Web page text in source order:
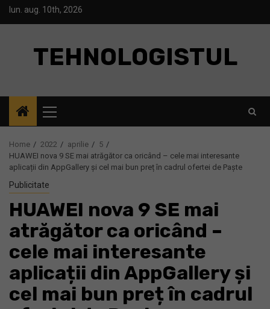
Skiplun. aug. 10th, 2026
TEHNOLOGISTUL
Menu
Home 2022 aprilie
5
HUAWEI nova 9 SE mai atrăgător ca oricând – cele mai interesante
aplicații din AppGallery și cel mai bun preț în cadrul ofertei de Paște
Publicitate
HUAWEI nova 9 SE mai
atrăgător ca oricând –
cele mai interesante
aplicații din AppGallery și
cel mai bun preț în cadrul